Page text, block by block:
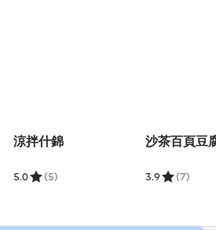
涼拌什錦
5.0 (5)
沙茶百頁豆
3.9 (7)